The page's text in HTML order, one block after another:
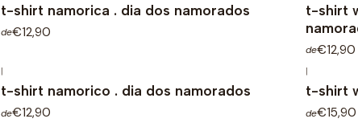
t-shirt namorica . dia dos namorados
de€12,90
t-shirt
de€12,90
|
t-shirt namorico . dia dos namorados
de€12,90
|
t-shirt
de€15,90